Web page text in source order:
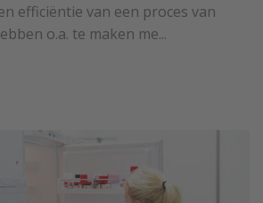
efficiëntie van een proces van
o.a. te maken me...